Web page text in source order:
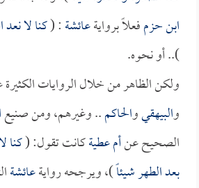
ابن حزمفعلاً بروايةعائشة: (كنا لا
).. أو نحوه.
ولكن الظاهر من خلال الروايات
والبيهقيوالحاكم.. وغيرهم، ومن صنيع
الصحيح عنأم عطيةكانت تقول: (كنا
بعد الطهر شيئاً)، ويرجحه روايةعائشة